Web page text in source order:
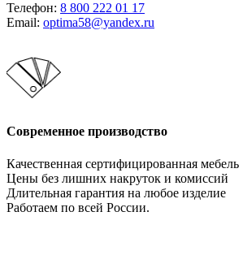
Телефон: 8 800 222 01 17
Email: optima58@yandex.ru
Современное производство
Качественная сертифицированная мебель
Цены без лишних накруток и комиссий
Длительная гарантия на любое изделие
Работаем по всей России.